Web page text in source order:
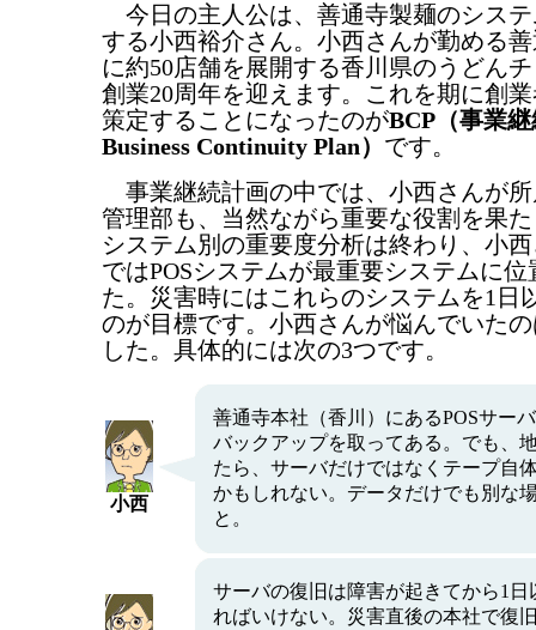
今日の主人公は、善通寺製麺のシス
する小西裕介さん。小西さんが勤める
に約50店舗を展開する香川県のうどん
創業20周年を迎えます。これを期に創
策定することになったのがBCP（事業
Business Continuity Plan） です。
事業継続計画の中では、小西さんが
管理部も、当然ながら重要な役割を果
システム別の重要度分析は終わり、小
ではPOSシステムが最重要システムに
た。災害時にはこれらのシステムを1日
のが目標です。小西さんが悩んでいた
した。具体的には次の3つです。
小西
善通寺本社（香川）にあるPOSサー
バックアップを取ってある。でも、
たら、サーバだけではなくテープ自
かもしれない。データだけでも別な
と。
サーバの復旧は障害が起きてから1日
ればいけない。災害直後の本社で復